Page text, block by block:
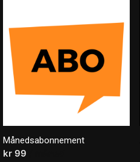
Månedsabonnement
kr 99